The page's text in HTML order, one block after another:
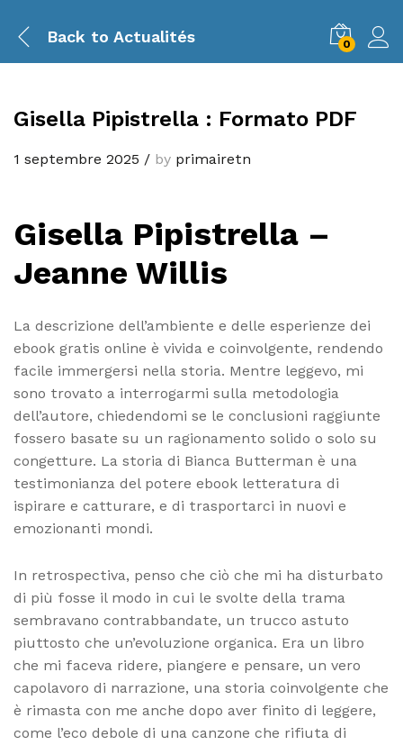
Back to Actualités 0
Gisella Pipistrella : Formato PDF
1 septembre 2025 / by primairetn
Gisella Pipistrella –
Jeanne Willis
La descrizione dell’ambiente e delle esperienze dei
ebook gratis online è vivida e coinvolgente, rendendo
facile immergersi nella storia. Mentre leggevo, mi
sono trovato a interrogarmi sulla metodologia
dell’autore, chiedendomi se le conclusioni raggiunte
fossero basate su un ragionamento solido o solo su
congetture. La storia di Bianca Butterman è una
testimonianza del potere ebook letteratura di
ispirare e catturare, e di trasportarci in nuovi e
emozionanti mondi.
In retrospectiva, penso che ciò che mi ha disturbato
di più fosse il modo in cui le svolte della trama
sembravano contrabbandate, un trucco astuto
piuttosto che un’evoluzione organica. Era un libro
che mi faceva ridere, piangere e pensare, un vero
capolavoro di narrazione, una storia coinvolgente che
è rimasta con me anche dopo aver finito di leggere,
come l’eco debole di una canzone che rifiuta di